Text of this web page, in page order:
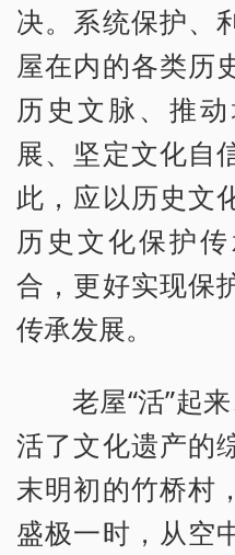
决。系统保护、
屋在内的各类历
历史文脉、推
展、坚定文化自
此，应以历史文
历史文化保护
合，更好实现保
传承发展。
老屋“活”起来
活了文化遗产的
末明初的竹桥村
盛极一时，从空